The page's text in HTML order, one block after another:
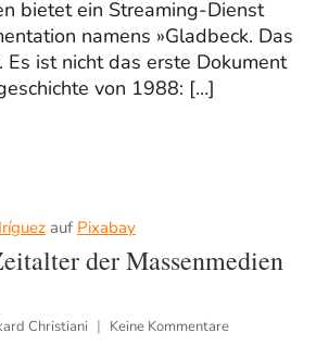
bietet ein Streaming-Dienst
namens »Gladbeck. Das
Es ist nicht das erste Dokument
von 1988: […]
auf Pixabay
der Massenmedien
Christiani Keine Kommentare